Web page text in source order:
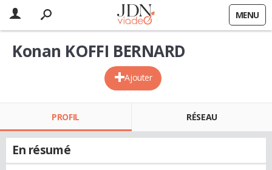
MENU
Ajouter
Konan KOFFI BERNARD
PROFIL RÉSEAU
En résumé